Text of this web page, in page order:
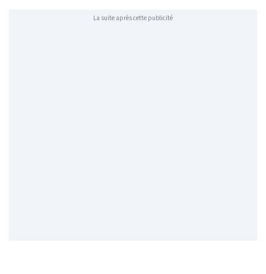
La suite après cette publicité